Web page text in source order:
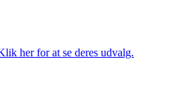
her for at se deres udvalg.